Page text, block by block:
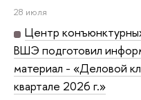
28 июля
Центр
ВШЭ подготовил
материал - «Деловой
квартале 2026 г.»